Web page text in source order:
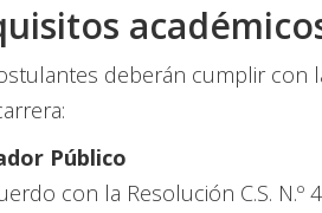
deberán cumplir con
Público
con la Resolución C.S.